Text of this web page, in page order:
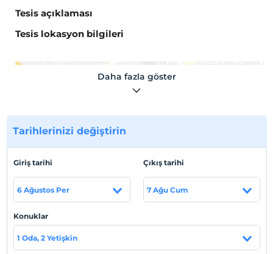
Tesis açıklaması
Tesis lokasyon bilgileri
Otel koşulları
Check/in
En erken saat 16:00 ve sonrası
Check/out
En geç saat 10:00 ve öncesi
Evcil hayvan kabul edilmemektedir.
Daha fazla göster
Tarihlerinizi değiştirin
Giriş tarihi
6 Ağustos Per
Çıkış tarihi
7 Ağu Cum
Konuklar
1 Oda, 2 Yetişkin